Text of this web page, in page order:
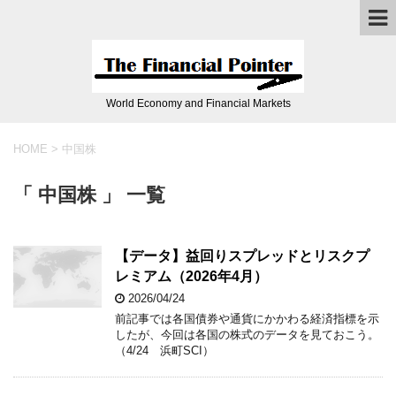
World Economy and Financial Markets
HOME > 中国株
「 中国株 」 一覧
【データ】益回りスプレッドとリスクプ
レミアム（2026年4月）
2026/04/24
前記事では各国債券や通貨にかかわる経済指標を示
したが、今回は各国の株式のデータを見ておこう。
（4/24 浜町SCI）